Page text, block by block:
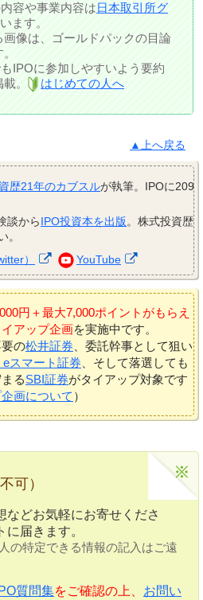
容や事業内容は日本取引所グ
ます。
像は、ゴールドパックの目論
IPOに参加しやすいよう要約
。
はじめての人へ
▲上へ戻る
歴21年のカブスルが執筆。IPOに209
談からIPO投資本を出版。株式投資歴
。
） YouTube
円＋最大7,000ポイントがもらえ
アップ企画を実施中です。
の松井証券 、委託幹事として狙い
スマート証券 、そして落選しても
るSBI証券がタイアップ対象です
画について ）
可）
などお気軽にお寄せくださ
届きます。
の特定できる情報の記入はご遠
IPO質問集をご確認の上、 お問い